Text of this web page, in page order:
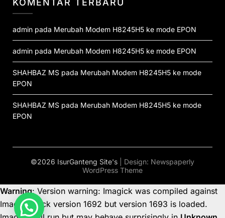
admin pada Merubah Modem H8245H5 ke mode EPON
admin pada Merubah Modem H8245H5 ke mode EPON
SHAHBAZ MS pada Merubah Modem H8245H5 ke mode
EPON
SHAHBAZ MS pada Merubah Modem H8245H5 ke mode
EPON
©2026 IsurGanteng Site's | Design: Newspaperly
WordPress Theme
Warning: Version warning: Imagick was compiled against
ImageMagick version 1692 but version 1693 is loaded.